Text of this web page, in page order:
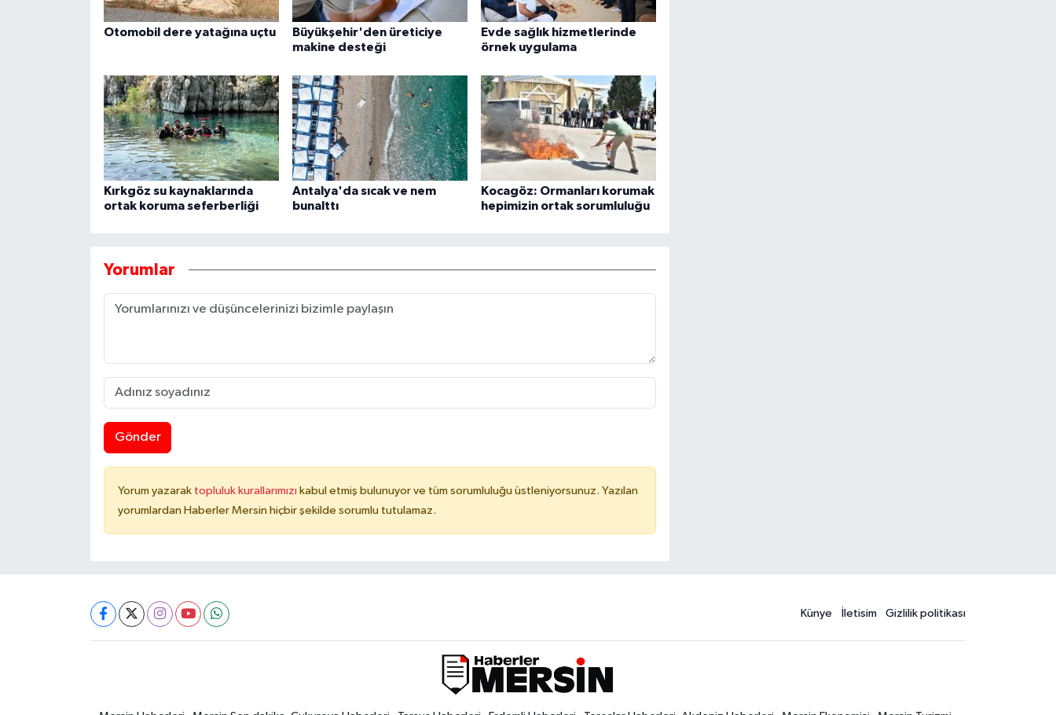
Otomobil dere yatağına uçtu
Büyükşehir'den üreticiye
makine desteği
Evde sağlık hizmetlerinde
örnek uygulama
Kırkgöz su kaynaklarında
ortak koruma seferberliği
Antalya'da sıcak ve nem
bunalttı
Kocagöz: Ormanları korumak
hepimizin ortak sorumluluğu
Yorumlar
Gönder
Yorum yazarak topluluk kurallarımızı kabul etmiş bulunuyor ve tüm sorumluluğu üstleniyorsunuz. Yazılan
yorumlardan Haberler Mersin hiçbir şekilde sorumlu tutulamaz.
Künye İletisim Gizlilik politikası